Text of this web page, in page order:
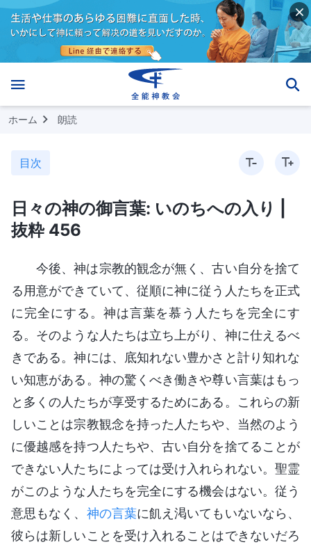
ホーム 朗読
目次
日々の神の御言葉: いのちへの入り |
抜粋 456
今後、神は宗教的観念が無く、古い自分を捨て
る用意ができていて、従順に神に従う人たちを正式
に完全にする。神は言葉を慕う人たちを完全にす
る。そのような人たちは立ち上がり、神に仕えるべ
きである。神には、底知れない豊かさと計り知れな
い知恵がある。神の驚くべき働きや尊い言葉はもっ
と多くの人たちが享受するためにある。これらの新
しいことは宗教観念を持った人たちや、当然のよう
に優越感を持つ人たちや、古い自分を捨てることが
できない人たちによっては受け入れられない。聖霊
がこのような人たちを完全にする機会はない。従う
意思もなく、 神の言葉に飢え渇いてもいないなら、
彼らは新しいことを受け入れることはできないだろ